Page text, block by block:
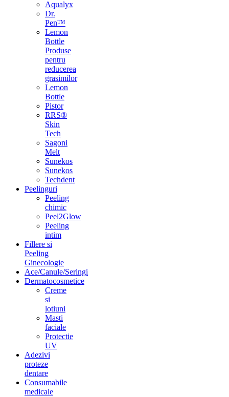
Aqualyx
Dr.
Pen™
Lemon
Bottle
Produse
pentru
reducerea
grasimilor
Lemon
Bottle
Pistor
RRS®
Skin
Tech
Sagoni
Melt
Sunekos
Sunekos
Techdent
Peelinguri
Peeling
chimic
Peel2Glow
Peeling
intim
Fillere si
Peeling
Ginecologie
Ace/Canule/Seringi
Dermatocosmetice
Creme
si
lotiuni
Masti
faciale
Protectie
UV
Adezivi
proteze
dentare
Consumabile
medicale